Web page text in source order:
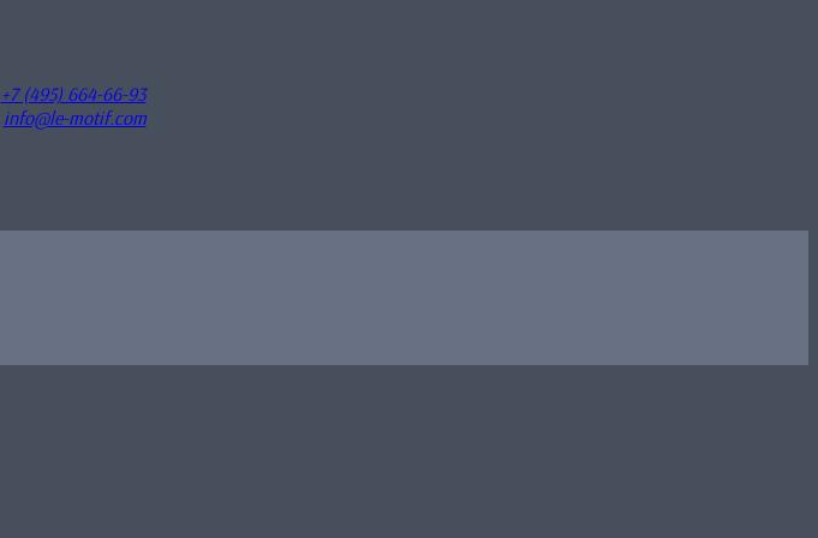
+7 (495) 664-66-93
info@le-motif.com